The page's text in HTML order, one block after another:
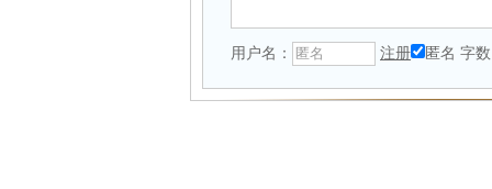
用户名： 注册 匿名 字